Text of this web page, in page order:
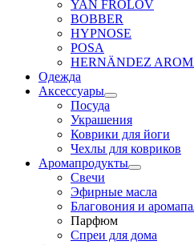
YAN FROLOV
BOBBER
HYPNOSE
POSA
HERNÄNDEZ
Одежда
Аксессуары
Посуда
Украшения
Коврики для йоги
Чехлы для ковриков
Аромапродукты
Свечи
Эфирные масла
Благовония и
Парфюм
Спреи для дома